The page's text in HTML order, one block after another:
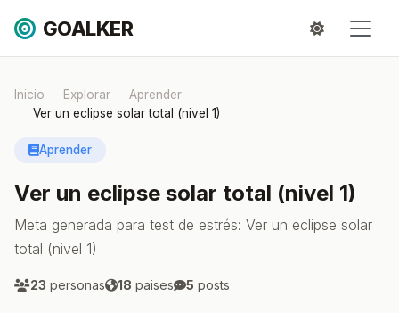
GOALKER
Inicio Explorar
Aprender
Ver un eclipse solar total (nivel 1)
Aprender
Ver un eclipse solar total (nivel 1)
Meta generada para test de estrés: Ver un eclipse solar
total (nivel 1)
23 personas 18 paises 5 posts